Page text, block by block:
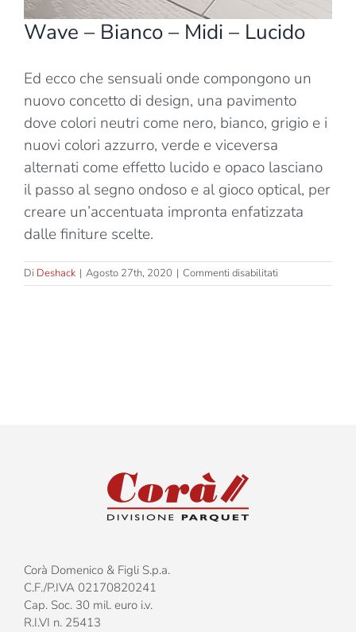
Wave – Bianco – Midi – Lucido
Ed ecco che sensuali onde compongono un
nuovo concetto di design, una pavimento
dove colori neutri come nero, bianco, grigio e i
nuovi colori azzurro, verde e viceversa
alternati come effetto lucido e opaco lasciano
il passo al segno ondoso e al gioco optical, per
creare un’accentuata impronta enfatizzata
dalle finiture scelte.
Di Deshack | Agosto 27th, 2020 | Commenti disabilitati
Wave
Corà Domenico & Figli S.p.a.
C.F./P.IVA 02170820241
Cap. Soc. 30 mil. euro i.v.
R.I.VI n. 25413